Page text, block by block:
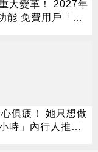
大變革！ 2027年
能 免費用戶「這
能用了
俱疲！ 她只想做
時」內行人推這
10萬